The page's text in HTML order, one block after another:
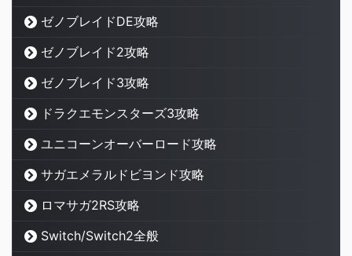
ゼノブレイドDE攻略
ゼノブレイド2攻略
ゼノブレイド3攻略
ドラクエモンスターズ3攻略
ユニコーンオーバーロード攻略
サガエメラルドビヨンド攻略
ロマサガ2RS攻略
Switch/Switch2全般